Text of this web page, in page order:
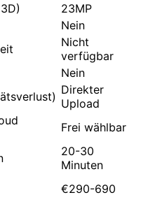
23MP
Nein
Nicht
verfügbar
Nein
Direkter
Upload
Frei wählbar
20-30
Minuten
€290-690